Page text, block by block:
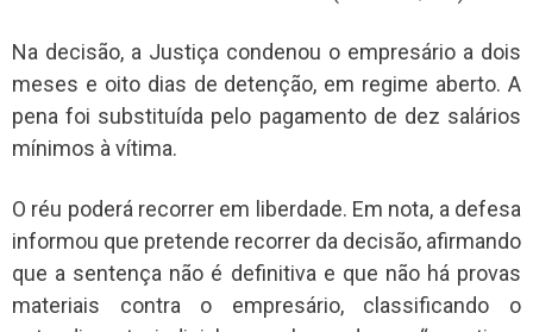
Na decisão, a Justiça condenou o empresário a dois
meses e oito dias de detenção, em regime aberto. A
pena foi substituída pelo pagamento de dez salários
mínimos à vítima.
O réu poderá recorrer em liberdade. Em nota, a defesa
informou que pretende recorrer da decisão, afirmando
que a sentença não é definitiva e que não há provas
materiais contra o empresário, classificando o